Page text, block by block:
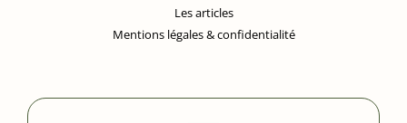
Les articles
Mentions légales & confidentialité